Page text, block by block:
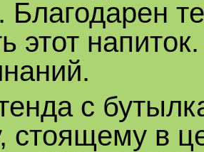
Благодарен
этот
с
стоящему в